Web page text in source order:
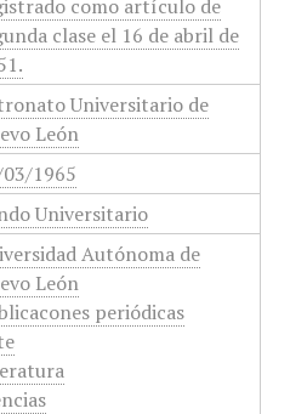
como artículo de
clase el 16 de abril de
Universitario de
León
1965
Universitario
Autónoma de
León
periódicas